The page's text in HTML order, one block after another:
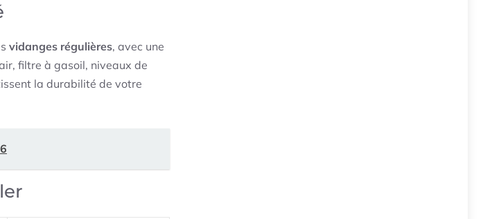
vidanges régulières, avec une
filtre à gasoil, niveaux de
la durabilité de votre